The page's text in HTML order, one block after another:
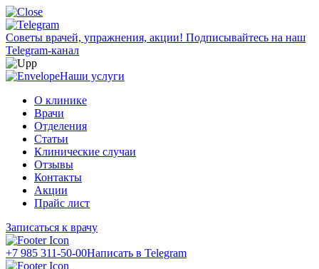
Советы врачей, упражнения, акции! Подписывайтесь на наш
Telegram-канал
Наши услуги
О клинике
Врачи
Отделения
Статьи
Клинические случаи
Отзывы
Контакты
Акции
Прайс лист
Записаться к врачу
+7 985 311-50-00Написать в Telegram